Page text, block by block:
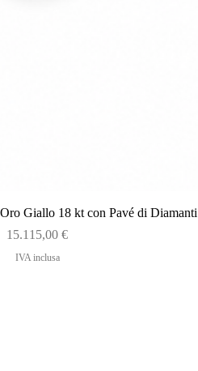
Vista rapida
Giallo 18 kt con Pavé di Diamanti
Prezzo
15.115,00 €
IVA inclusa